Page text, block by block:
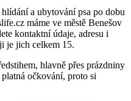
a ubytování psa po dobu
máme ve městě Benešov
kontaktní údaje, adresu i
je jich celkem 15.
hlavně přes prázdniny
očkování, proto si